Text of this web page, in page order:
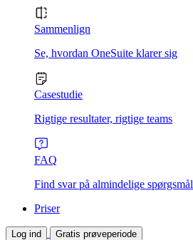
Sammenlign
Se, hvordan OneSuite klarer sig
Casestudie
Rigtige resultater, rigtige teams
FAQ
Find svar på almindelige spørgsmål
Priser
Log ind Gratis prøveperiode